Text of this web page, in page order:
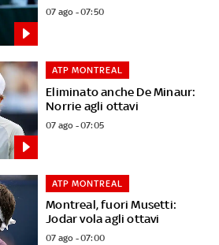
07 ago - 07:50
Eliminato anche De Minaur:
Norrie agli ottavi
ATP MONTREAL
07 ago - 07:05
Montreal, fuori Musetti:
Jodar vola agli ottavi
ATP MONTREAL
07 ago - 07:00